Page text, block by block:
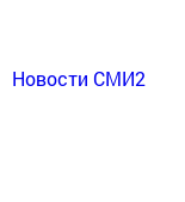
Новости СМИ2